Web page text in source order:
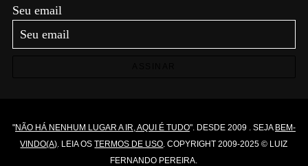
Seu email
"NÃO HÁ NENHUM LUGAR A IR, AQUI É TUDO". DESDE 2009 . SEJA BEM-
VINDO(A). LEIA OSTERMOS DE USO. COPYRIGHT 2009-2025 © LUIZ
FERNANDO PEREIRA.